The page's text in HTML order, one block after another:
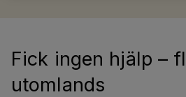
Fick ingen hjälp –
utomlands